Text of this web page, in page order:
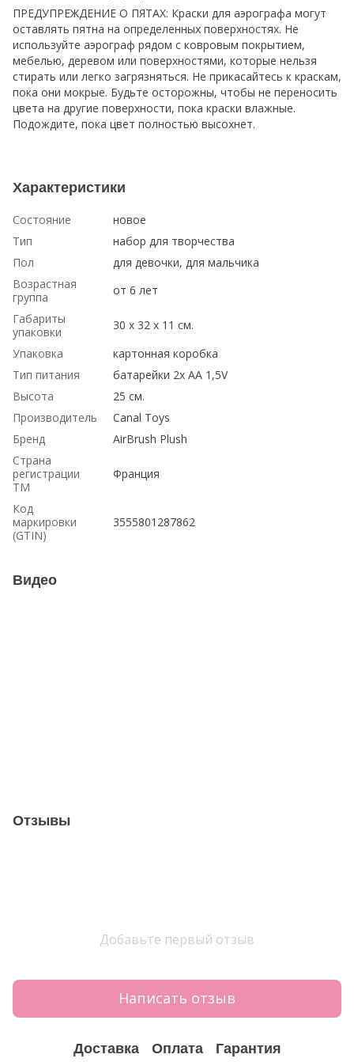
ПРЕДУПРЕЖДЕНИЕ О ПЯТАХ: Краски для аэрографа могут
оставлять пятна на определенных поверхностях. Не
используйте аэрограф рядом с ковровым покрытием,
мебелью, деревом или поверхностями, которые нельзя
стирать или легко загрязняться. Не прикасайтесь к краскам,
пока они мокрые. Будьте осторожны, чтобы не переносить
цвета на другие поверхности, пока краски влажные.
Подождите, пока цвет полностью высохнет.
Характеристики
Состояние
новое
Тип
набор для творчества
Пол
для девочки, для мальчика
Возрастная
группа
от 6 лет
Габариты
упаковки
30 х 32 х 11 см.
Упаковка
картонная коробка
Тип питания
батарейки 2х АА 1,5V
Высота
25 см.
Производитель
Canal Toys
Бренд
AirBrush Plush
Страна
регистрации
ТМ
Франция
Код
маркировки
(GTIN)
3555801287862
Видео
Отзывы
Добавьте первый отзыв
Написать отзыв
Доставка Оплата Гарантия